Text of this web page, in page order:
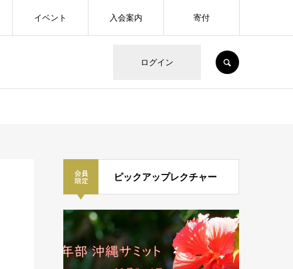
ログイン
イベント 入会案内 寄付
ピックアップレクチャー